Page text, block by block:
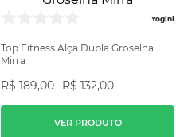
Yogini
Top Fitness Alça Dupla Groselha
Mirra
R$ 189,00 R$ 132,00
VER PRODUTO